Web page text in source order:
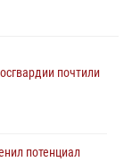
почтили
потенциал